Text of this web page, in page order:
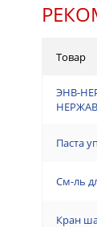
Товар
ЭНВ-
Паста
См-ль
Кран